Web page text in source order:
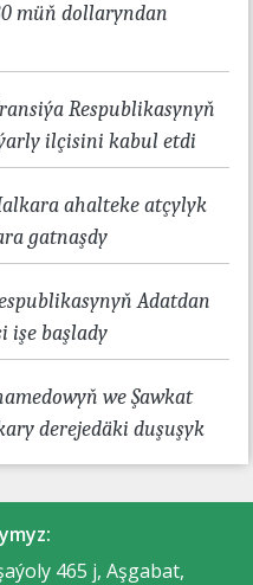
müň dollaryndan
Respublikasynyň
ilçisini kabul etdi
ahalteke atçylyk
gatnaşdy
Adatdan
işe başlady
we Şawkat
derejedäki duşuşyk
465 j, Aşgabat,